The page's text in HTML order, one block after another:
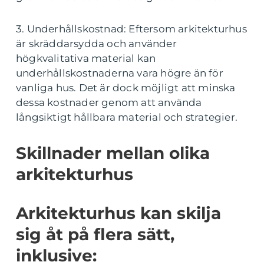
3. Underhållskostnad: Eftersom arkitekturhus
är skräddarsydda och använder
högkvalitativa material kan
underhållskostnaderna vara högre än för
vanliga hus. Det är dock möjligt att minska
dessa kostnader genom att använda
långsiktigt hållbara material och strategier.
Skillnader mellan olika
arkitekturhus
Arkitekturhus kan skilja
sig åt på flera sätt,
inklusive: